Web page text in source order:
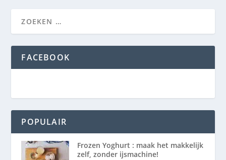
FACEBOOK
POPULAIR
Frozen Yoghurt : maak het makkelijk
zelf, zonder ijsmachine!